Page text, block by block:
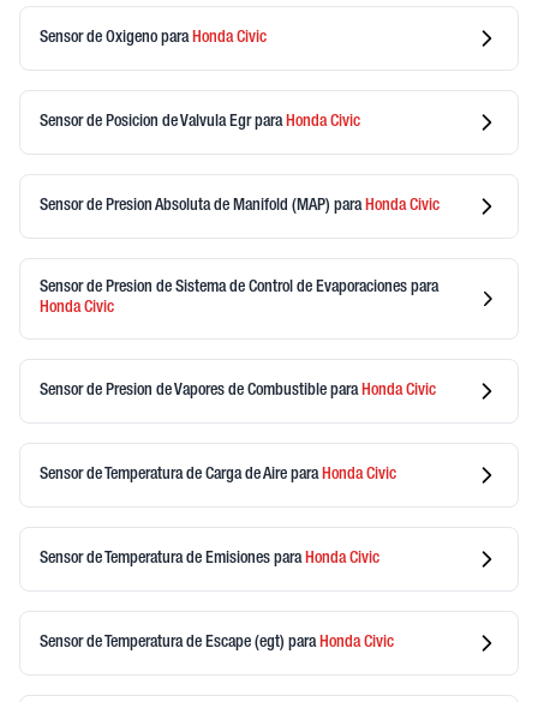
Sensor de Oxigeno para HondaCivic
Sensor de Posicion de Valvula Egrpara HondaCivic
Sensor de Presion Absoluta de Manifold (MAP) para HondaCivic
Sensor de Presion de Sistema de Control de Evaporaciones para
HondaCivic
Sensor de Presion de Vapores de Combustible para HondaCivic
Sensor de Temperatura de Carga de Aire para HondaCivic
Sensor de Temperatura de Emisiones para HondaCivic
Sensor de Temperatura de Escape (egt) para HondaCivic